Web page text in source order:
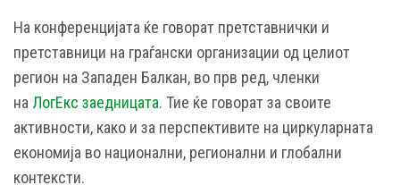
На конференцијата ќе говорат претставнички и
претставници на граѓански организации од целиот
регион на Западен Балкан, во прв ред, членки
на ЛогЕкс заедницата. Тие ќе говорат за своите
активности, како и за перспективите на циркуларната
економија во национални, регионални и глобални
контексти.